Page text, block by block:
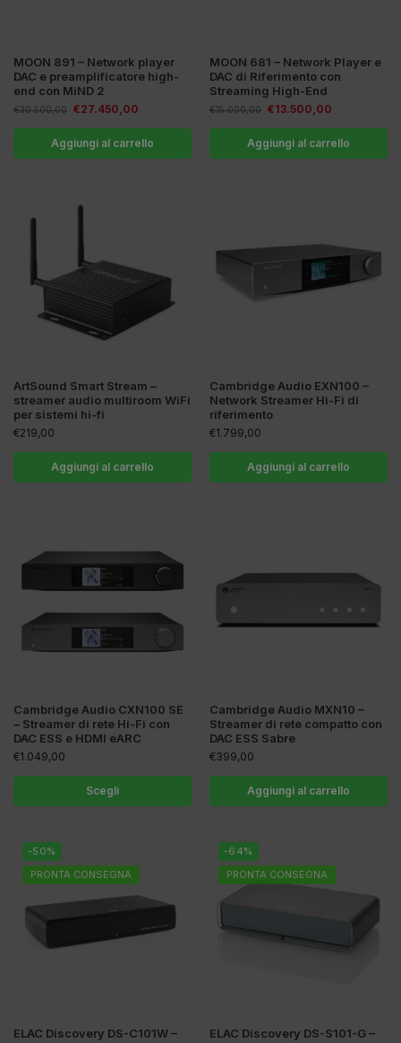
MOON 891 – Network player
DAC e preamplificatore high-
end con MiND 2
€30.500,00 €27.450,00
Aggiungi al carrello
MOON 681 – Network Player e
DAC di Riferimento con
Streaming High-End
€15.000,00 €13.500,00
Aggiungi al carrello
ArtSound Smart Stream –
streamer audio multiroom WiFi
per sistemi hi-fi
€219,00
Aggiungi al carrello
Cambridge Audio EXN100 –
Network Streamer Hi-Fi di
riferimento
€1.799,00
Aggiungi al carrello
Cambridge Audio CXN100 SE
– Streamer di rete Hi-Fi con
DAC ESS e HDMI eARC
€1.049,00
Scegli
Cambridge Audio MXN10 –
Streamer di rete compatto con
DAC ESS Sabre
€399,00
Aggiungi al carrello
-50%
PRONTA CONSEGNA
ELAC Discovery DS-C101W –
-64%
PRONTA CONSEGNA
ELAC Discovery DS-S101-G –